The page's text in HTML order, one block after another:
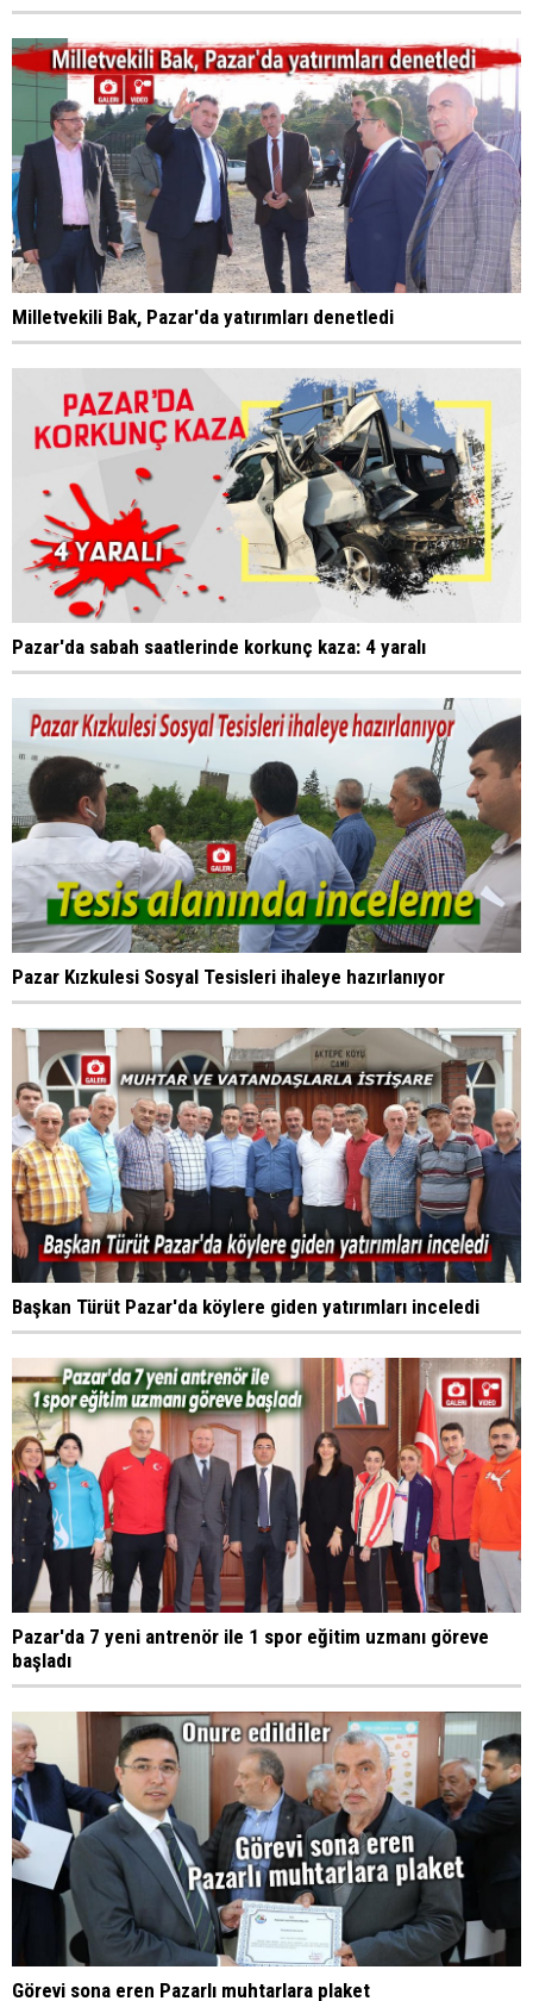
Milletvekili Bak, Pazar'da yatırımları denetledi
Pazar'da sabah saatlerinde korkunç kaza: 4 yaralı
Pazar Kızkulesi Sosyal Tesisleri ihaleye hazırlanıyor
Başkan Türüt Pazar'da köylere giden yatırımları inceledi
Pazar'da 7 yeni antrenör ile 1 spor eğitim uzmanı göreve
başladı
Görevi sona eren Pazarlı muhtarlara plaket